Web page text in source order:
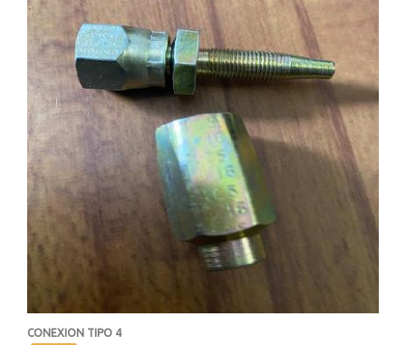
CONEXION TIPO 4